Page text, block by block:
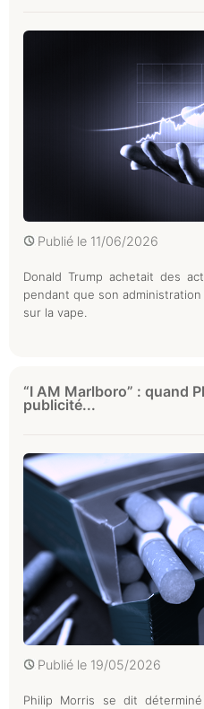
Publié le 11/06/2026
Donald Trump achetait des
pendant que son
sur la vape.
“I AM Marlboro” : quand
publicité...
Publié le 19/05/2026
Philip Morris se dit